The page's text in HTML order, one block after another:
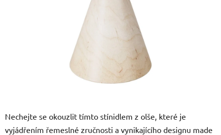
Nechejte se okouzlit tímto stínidlem z olše, které je
vyjádřením řemeslné zručnosti a vynikajícího designu made